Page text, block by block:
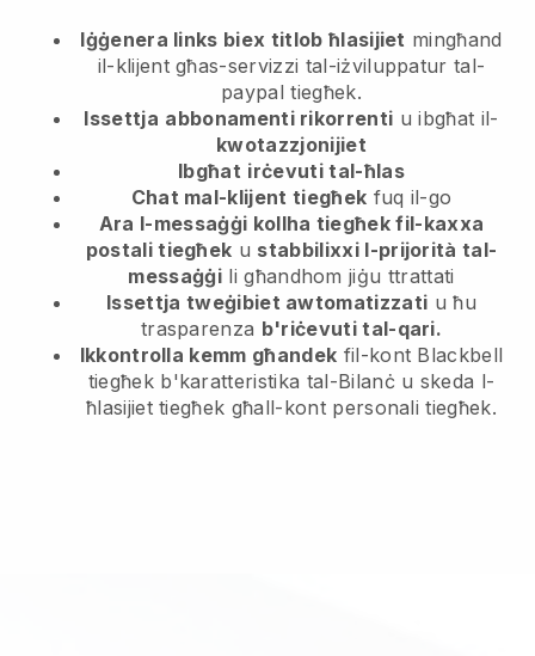
Iġġenera links biex titlob ħlasijiet mingħand
il-klijentgħas-servizzi tal-iżviluppatur tal-
paypal tiegħek.
Issettja abbonamenti rikorrenti u ibgħat il-
kwotazzjonijiet
Ibgħat irċevuti tal-ħlas
Chat mal-klijent tiegħek fuq il-go
Ara l-messaġġi kollha tiegħek fil-kaxxa
postali tiegħek u stabbilixxi l-prijorità tal-
messaġġili għandhom jiġu ttrattati
Issettja tweġibiet awtomatizzati u ħu
trasparenza b'riċevuti tal-qari.
Ikkontrolla kemm għandek fil-kont Blackbell
tiegħek b'karatteristika tal-Bilanċ u skeda l-
ħlasijiet tiegħek għall-kont personali tiegħek.